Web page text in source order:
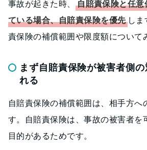
事故が起きた時、
自賠責保険と任
ている場合、自賠責保険を優先しま
責保険の補償範囲や限度額について
まず自賠責保険が被害者側
れる
自賠責保険の補償範囲は、相手方へ
す。自賠責保険は、事故の被害者を
目的があるためです。